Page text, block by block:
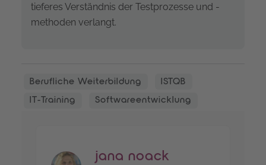
tieferes Verständnis der Testprozesse und -
methoden verlangt.
Berufliche Weiterbildung
ISTQB
IT-Training
Softwareentwicklung
jana noack